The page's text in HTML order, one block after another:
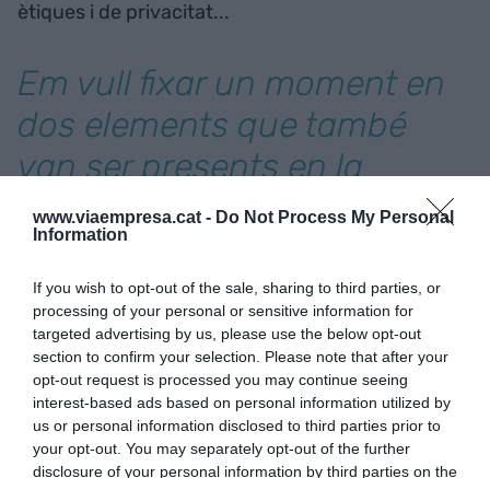
www.viaempresa.cat - Do Not Process My Personal
Information
If you wish to opt-out of the sale, sharing to third parties, or
processing of your personal or sensitive information for
targeted advertising by us, please use the below opt-out
section to confirm your selection. Please note that after your
opt-out request is processed you may continue seeing
interest-based ads based on personal information utilized by
us or personal information disclosed to third parties prior to
your opt-out. You may separately opt-out of the further
disclosure of your personal information by third parties on the
ètiques i de privacitat...
Em vull fixar un moment en
dos elements que també
van ser presents en la
Reunió del Cercle
d'Economia 2023, per un
cantó la IA i per altra la
reclamació d'unes
institucions de qualitat i un
lideratge públic